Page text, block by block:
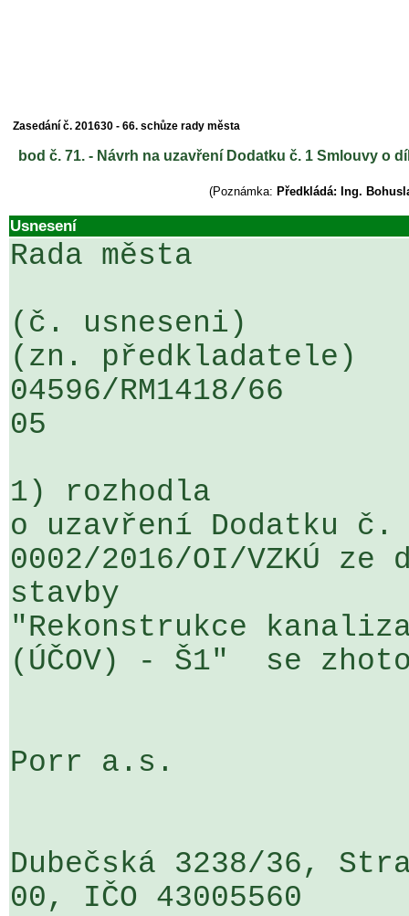
Zasedání č. 201630 - 66. schůze rady města
bod č. 71. - Návrh na uzavření Dodatku č. 1 Smlouvy o
(Poznámka: Předkládá: Ing.
Usnesení
Rada města
(č. usneseni)
(zn. předkladatele)
04596/RM1418/
05
1) rozhodla
o uzavření Dodatku
0002/2016/OI/VZKÚ
stavby
"Rekonstrukce
(ÚČOV) - Š1"  se
Porr a.s.
Dubečská 3238/36,
00, IČO 43005560